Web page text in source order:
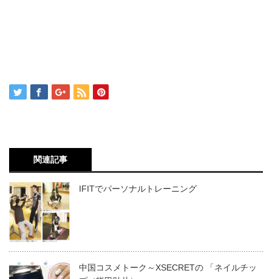
関連記事
IFITでパーソナルトレーニング
中国コスメトーク～XSECRETの 「ネイルチッ